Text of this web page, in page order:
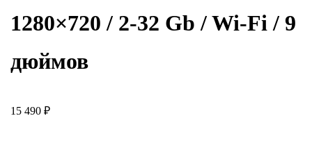
1280×720 / 2-32 Gb / Wi-Fi / 9
дюймов
15 490 ₽